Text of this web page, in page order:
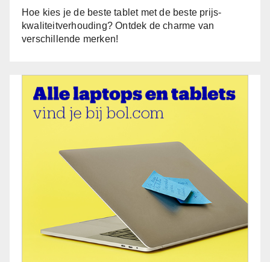
Hoe kies je de beste tablet met de beste prijs-
kwaliteitverhouding? Ontdek de charme van
verschillende merken!